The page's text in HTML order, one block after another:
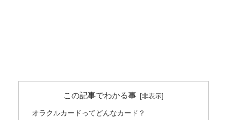
この記事でわかる事
オラクルカードってどんなカード？